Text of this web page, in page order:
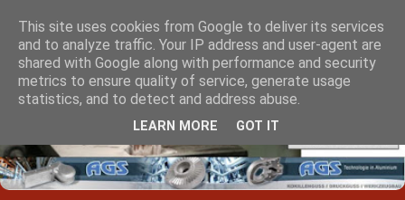
This site uses cookies from Google to deliver its services
and to analyze traffic. Your IP address and user-agent are
shared with Google along with performance and security
metrics to ensure quality of service, generate usage
statistics, and to detect and address abuse.
LEARN MORE GOT IT